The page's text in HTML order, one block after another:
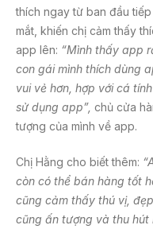
thích ngay từ ban đầu
mắt, khiến chị cảm thấy
app lên: “Mình thấy app
con gái mình thích dùng
vui vẻ hơn, hợp với cá
sử dụng app”, chủ cửa
tượng của mình về app.
Chị Hằng cho biết thêm:
còn có thể bán hàng tốt
cũng cảm thấy thú vị,
cũng ấn tượng và thu hút